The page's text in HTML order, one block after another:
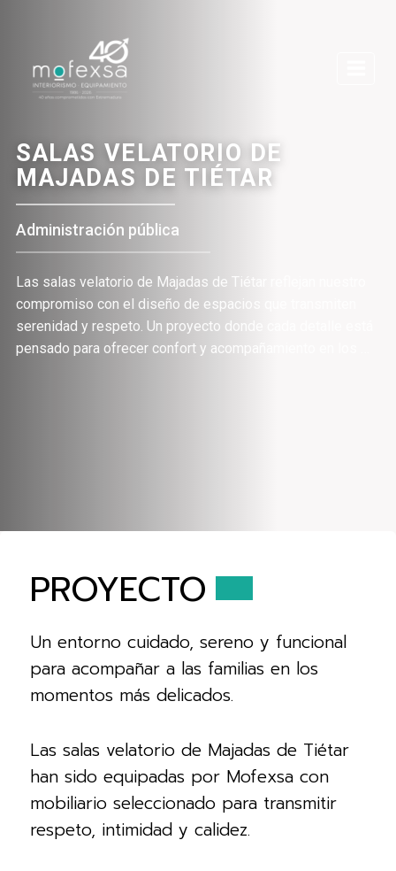
contenido
SALAS VELATORIO DE
MAJADAS DE TIÉTAR
Administración pública
Las salas velatorio de Majadas de Tiétar reflejan nuestro
compromiso con el diseño de espacios que transmiten
serenidad y respeto. Un proyecto donde cada detalle está
pensado para ofrecer confort y acompañamiento en los …
PROYECTO
Un entorno cuidado, sereno y funcional
para acompañar a las familias en los
momentos más delicados.
Las salas velatorio de Majadas de Tiétar
han sido equipadas por Mofexsa con
mobiliario seleccionado para transmitir
respeto, intimidad y calidez.